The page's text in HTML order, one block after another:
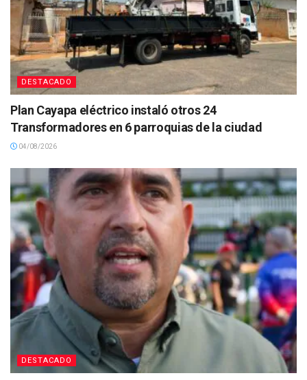
DESTACADO
Plan Cayapa eléctrico instaló otros 24
Transformadores en 6 parroquias de la ciudad
04/08/2026
DESTACADO